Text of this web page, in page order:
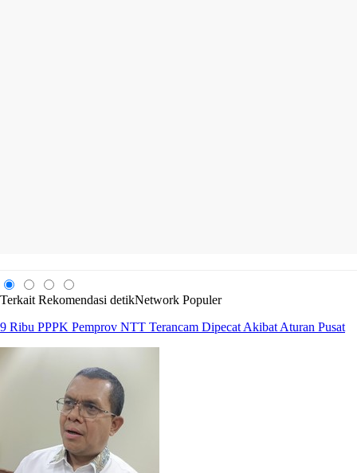
Terkait Rekomendasi detikNetwork Populer
9 Ribu PPPK Pemprov NTT Terancam Dipecat Akibat Aturan Pusat